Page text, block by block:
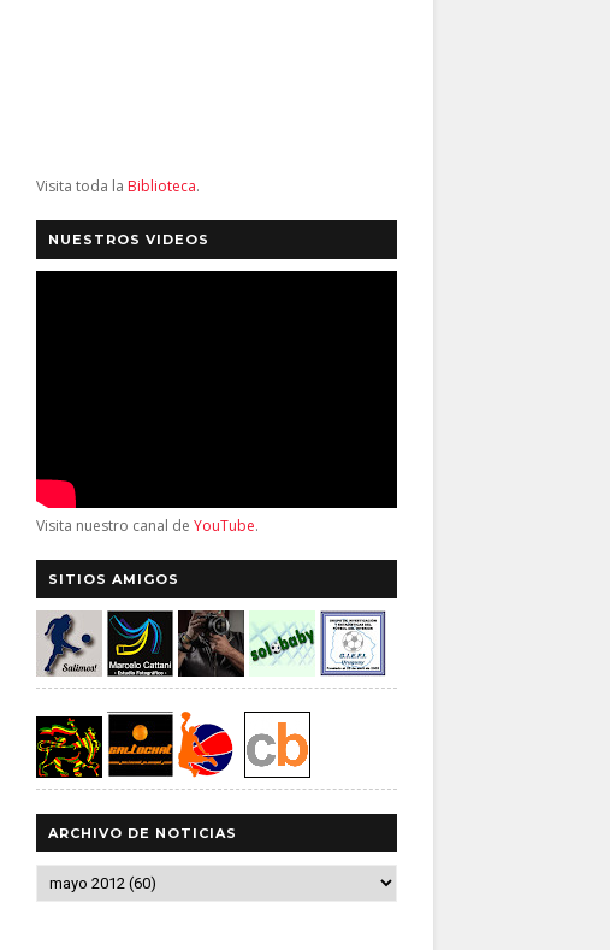
Visita toda la Biblioteca.
NUESTROS VIDEOS
Visita nuestro canal de YouTube.
SITIOS AMIGOS
ARCHIVO DE NOTICIAS